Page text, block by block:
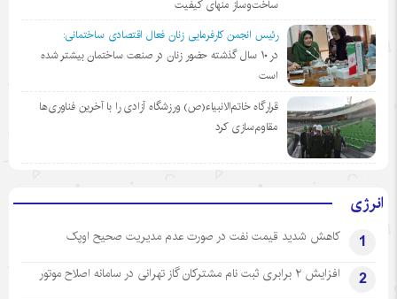
ساخت‌وساز منهای کیفیت
رئیس انجمن کارفرمایی زنان فعال اقتصادی ساختمانی:
در ١٠ سال گذشته حضور زنان در صنعت ساختمان بیشتر شده
است
قرارگاه خاتم‌الانبیاء(ص) ورزشگاه آزادی را با آخرین فناوری‌ها
مقاوم‌سازی کرد
انرژی
1 کاهش شدید قیمت نفت در صورت عدم مدیریت صحیح اوپک
2 افزایش ۲ برابری ثبت نام مشترکان گاز تهرانی‌ در سامانه اصلاح موتور